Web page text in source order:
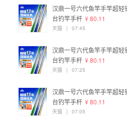
汉鼎一号六代鱼竿手竿超
台钓竿手杆 ¥ 80.11
天猫 | 07:45
汉鼎一号六代鱼竿手竿超
台钓竿手杆 ¥ 80.11
天猫 | 07:25
汉鼎一号六代鱼竿手竿超
台钓竿手杆 ¥ 80.11
天猫 | 07:05